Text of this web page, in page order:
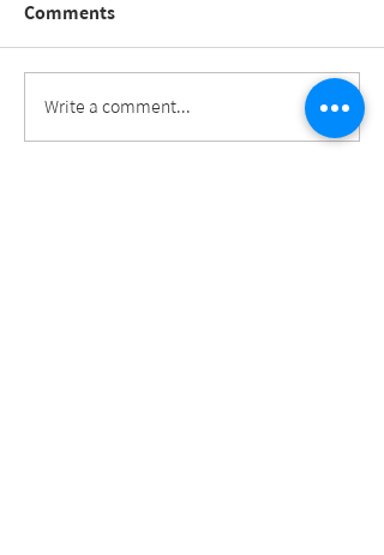
AI重塑AEC產業！萃思科
技發表 xModel Designer
Comments
Write a comment...